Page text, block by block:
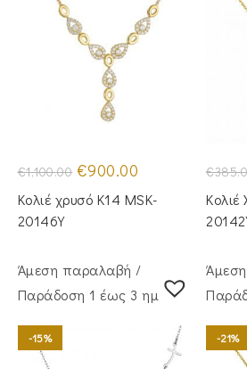
€1,100.00 Original
price
was:
€1,100.00.
€900.00
τιμή
είναι:
Κολιέ χρυσό Κ14 MSK-
20146Y
€
Κολιέ
Άμεση παραλαβή /
Παράδoση 1 έως 3 ημέρες
-15% -21%